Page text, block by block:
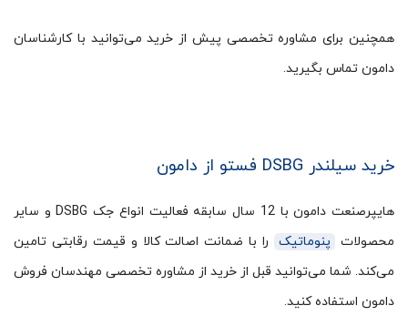
همچنین برای مشاوره تخصصی پیش از خرید می‌توانید با کارشناسان
دامون تماس بگیرید.
خرید سیلندر DSBG فستو از دامون
هایپرصنعت دامون با 12 سال سابقه فعالیت انواع جک DSBG و سایر
محصولات
پنوماتیک
را با ضمانت اصالت کالا و قیمت رقابتی تامین
می‌کند. شما می‌توانید قبل از خرید از مشاوره تخصصی مهندسان فروش
دامون استفاده کنید.